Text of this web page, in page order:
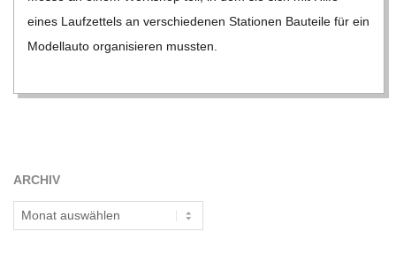
C
H
M
I
D
eines Lauf­zet­tels an ver­schie­de­nen Sta­tio­nen Bau­teile für ein
Modell­auto orga­ni­sie­ren muss­ten.
ARCHIV
Archiv